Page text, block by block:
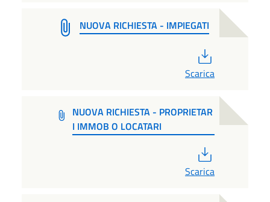
NUOVA RICHIESTA - IMPIEGATI
Scarica
NUOVA RICHIESTA - PROPRIETAR
I IMMOB O LOCATARI
Scarica